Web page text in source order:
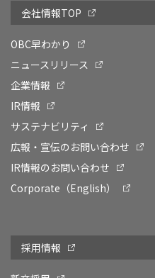
会社情報TOP
OBC早わかり
ニュースリリース
企業情報
IR情報
サステナビリティ
広報・宣伝のお問い合わせ
IR情報のお問い合わせ
Corporate（English）
採用情報